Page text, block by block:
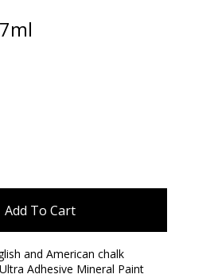
Add To Cart
and American chalk
Adhesive Mineral Paint